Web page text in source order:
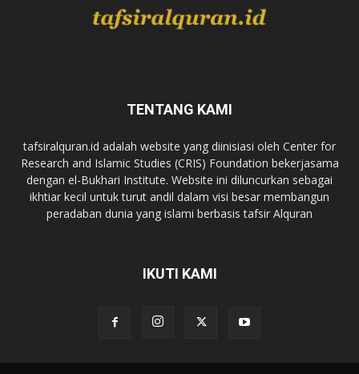
TENTANG KAMI
tafsiralquran.id adalah website yang diinisiasi oleh Center for
Research and Islamic Studies (CRIS) Foundation bekerjasama
dengan el-Bukhari Institute. Website ini diluncurkan sebagai
ikhtiar kecil untuk turut andil dalam visi besar membangun
peradaban dunia yang islami berbasis tafsir Alquran
IKUTI KAMI